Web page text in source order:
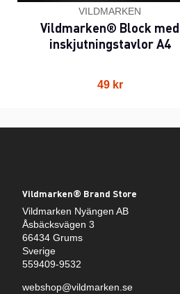
VILDMARKEN
Vildmarken® Block med
inskjutningstavlor A4
49 kr
Vildmarken® Brand Store
Vildmarken Nyängen AB
Åsbäcksvägen 3
66434 Grums
Sverige
559409-9532
webshop@vildmarken.se